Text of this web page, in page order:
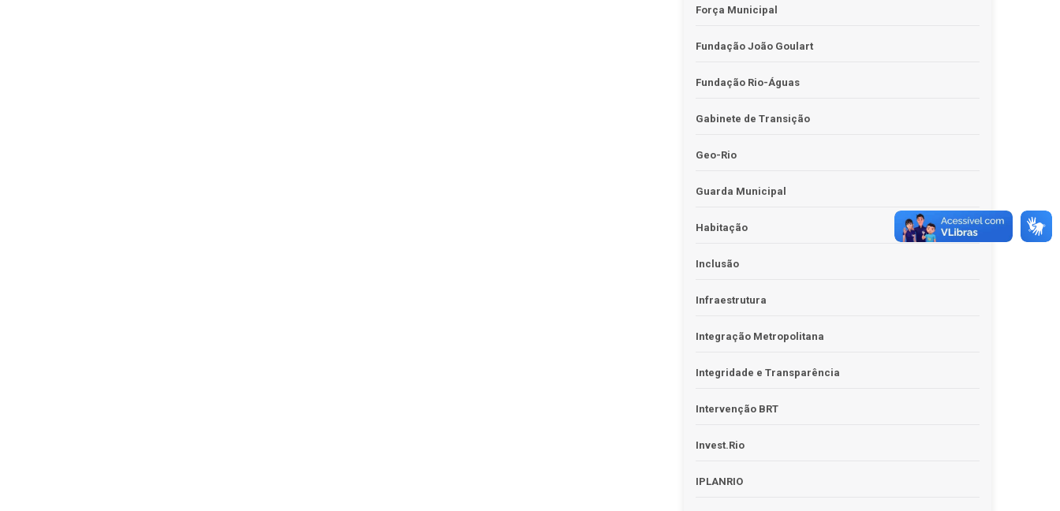
Força Municipal
Fundação João Goulart
Fundação Rio-Águas
Gabinete de Transição
Geo-Rio
Guarda Municipal
Habitação
Inclusão
Infraestrutura
Integração Metropolitana
Integridade e Transparência
Intervenção BRT
Invest.Rio
IPLANRIO